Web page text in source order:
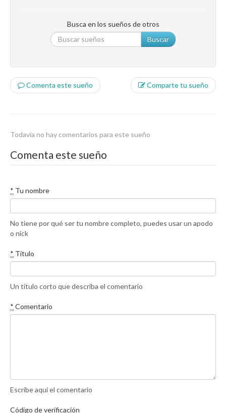
Busca en los sueños de otros
Buscar
Comenta este sueño Comparte tu sueño
Todavía no hay comentarios para este sueño
Comenta este sueño
* Tu nombre
No tiene por qué ser tu nombre completo, puedes usar un apodo
o nick
* Título
Un título corto que describa el comentario
* Comentario
Escribe aquí el comentario
Código de verificación